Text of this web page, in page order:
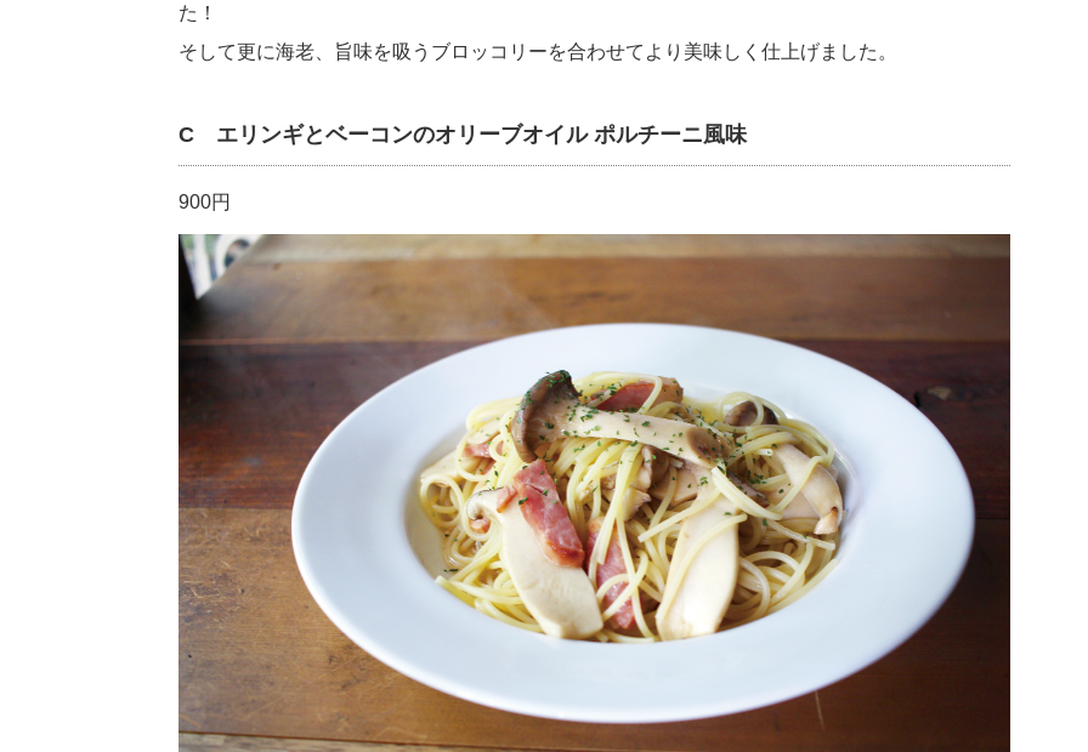
た！
そして更に海老、旨味を吸うブロッコリーを合わせてより美味しく仕上げました。
C エリンギとベーコンのオリーブオイル ポルチーニ風味
900円